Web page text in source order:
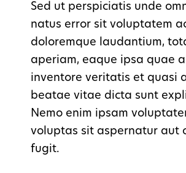
Sed ut perspiciatis unde
natus error sit voluptatem
doloremque laudantium,
aperiam, eaque ipsa quae
inventore veritatis et quasi
beatae vitae dicta sunt
Nemo enim ipsam
voluptas sit aspernatur aut
fugit.